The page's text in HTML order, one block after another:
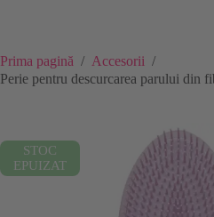
Prima pagină / Accesorii /
Perie pentru descurcarea parului din
STOC
EPUIZAT